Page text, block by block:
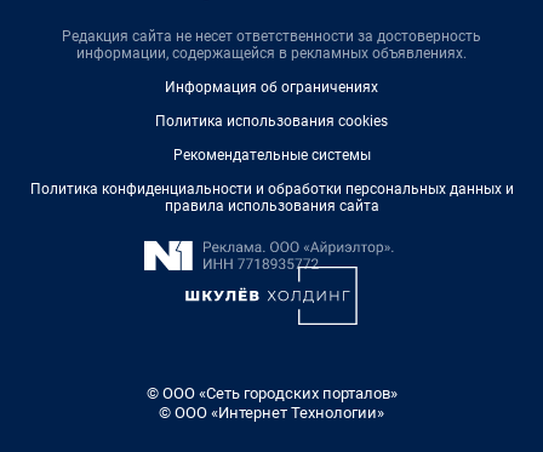
Редакция сайта не несет ответственности за достоверность
информации, содержащейся в рекламных объявлениях.
Информация об ограничениях
Политика использования cookies
Рекомендательные системы
Политика конфиденциальности и обработки персональных данных и
правила использования сайта
© ООО «Сеть городских порталов»
© ООО «Интернет Технологии»